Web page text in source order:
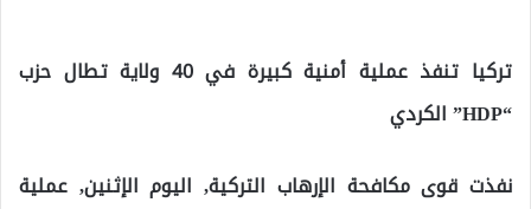
تركيا تنفذ عملية أمنية كبيرة في 40 ولاية تطال حزب
“HDP” الكردي
نفذت قوى مكافحة الإرهاب التركية, اليوم الإثنين, عملية